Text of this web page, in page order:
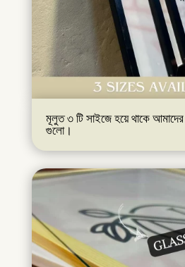
মূলুত ৩ টি সাইজে হয়ে থাকে
গুলো।